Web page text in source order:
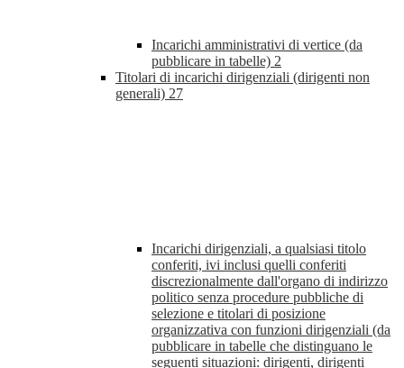
Incarichi amministrativi di vertice (da
pubblicare in tabelle) 2
Titolari di incarichi dirigenziali (dirigenti non
generali) 27
Incarichi dirigenziali, a qualsiasi titolo
conferiti, ivi inclusi quelli conferiti
discrezionalmente dall'organo di indirizzo
politico senza procedure pubbliche di
selezione e titolari di posizione
organizzativa con funzioni dirigenziali (da
pubblicare in tabelle che distinguano le
seguenti situazioni: dirigenti, dirigenti